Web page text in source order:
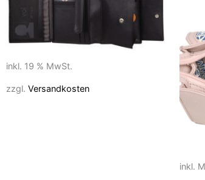
k
inkl. 19 % MwSt.
zzgl. Versandkosten
inkl.
auf.
Die